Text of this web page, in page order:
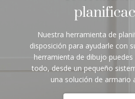
Nuestra herramienta de
disposición para ayudarle con
herramienta de dibujo
todo, desde un pequeño
una solución de armario